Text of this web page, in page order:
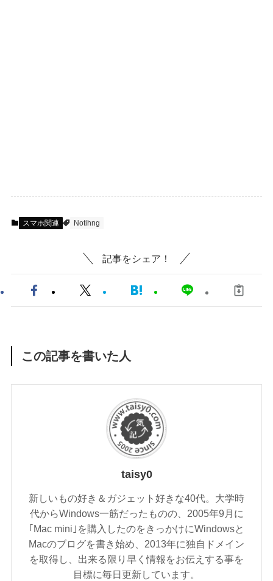
スマホ関連 Notihng
記事をシェア！
この記事を書いた人
taisy0
新しいもの好き＆ガジェット好きな40代。大学時
代からWindows一筋だったものの、2005年9月に
｢Mac mini｣を購入したのをきっかけにWindowsと
Macのブログを書き始め、2013年に独自ドメイン
を取得し、出来る限り早く情報をお伝えする事を
目標に毎日更新しています。